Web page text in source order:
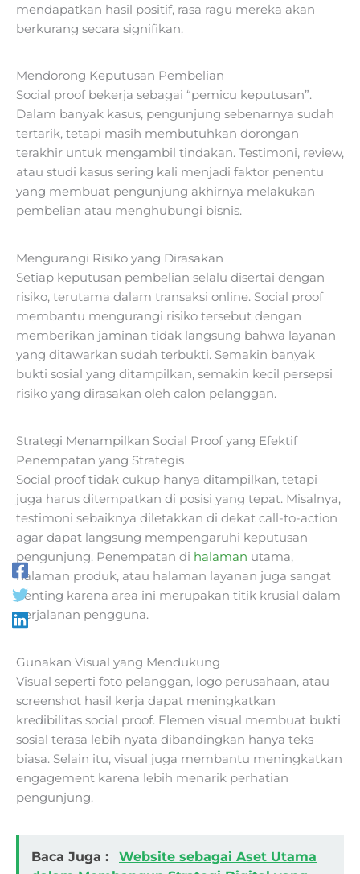
mendapatkan hasil positif, rasa ragu mereka akan
berkurang secara signifikan.
Mendorong Keputusan Pembelian
Social proof bekerja sebagai “pemicu keputusan”.
Dalam banyak kasus, pengunjung sebenarnya sudah
tertarik, tetapi masih membutuhkan dorongan
terakhir untuk mengambil tindakan. Testimoni, review,
atau studi kasus sering kali menjadi faktor penentu
yang membuat pengunjung akhirnya melakukan
pembelian atau menghubungi bisnis.
Mengurangi Risiko yang Dirasakan
Setiap keputusan pembelian selalu disertai dengan
risiko, terutama dalam transaksi online. Social proof
membantu mengurangi risiko tersebut dengan
memberikan jaminan tidak langsung bahwa layanan
yang ditawarkan sudah terbukti. Semakin banyak
bukti sosial yang ditampilkan, semakin kecil persepsi
risiko yang dirasakan oleh calon pelanggan.
Strategi Menampilkan Social Proof yang Efektif
Penempatan yang Strategis
Social proof tidak cukup hanya ditampilkan, tetapi
juga harus ditempatkan di posisi yang tepat. Misalnya,
testimoni sebaiknya diletakkan di dekat call-to-action
agar dapat langsung mempengaruhi keputusan
pengunjung. Penempatan di halaman utama,
halaman produk, atau halaman layanan juga sangat
penting karena area ini merupakan titik krusial dalam
perjalanan pengguna.
Gunakan Visual yang Mendukung
Visual seperti foto pelanggan, logo perusahaan, atau
screenshot hasil kerja dapat meningkatkan
kredibilitas social proof. Elemen visual membuat bukti
sosial terasa lebih nyata dibandingkan hanya teks
biasa. Selain itu, visual juga membantu meningkatkan
engagement karena lebih menarik perhatian
pengunjung.
Baca Juga :
Website sebagai Aset Utama